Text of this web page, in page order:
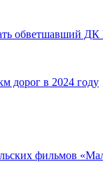
обветшавший ДК
дорог в 2024 году
фильмов